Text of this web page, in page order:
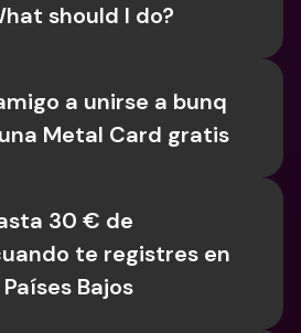
should I do?
a unirse a bunq
Metal Card gratis
30 € de
te registres en
Bajos